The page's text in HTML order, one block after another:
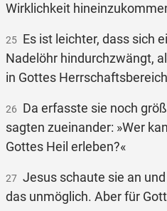
Wirklichkeit
25 Es ist leichter, dass sich
Nadelöhr hindurchzwängt,
in Gottes
26 Da erfasste sie noch
sagten zueinander: »Wer
Gottes Heil erleben?«
27 Jesus schaute sie an
das unmöglich. Aber für